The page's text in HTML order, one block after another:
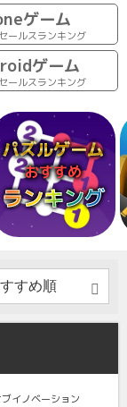
ゲーム
ールスランキング
ゲーム
ールスランキング
パズルゲーム
おすすめ
ランキング
イノベーション